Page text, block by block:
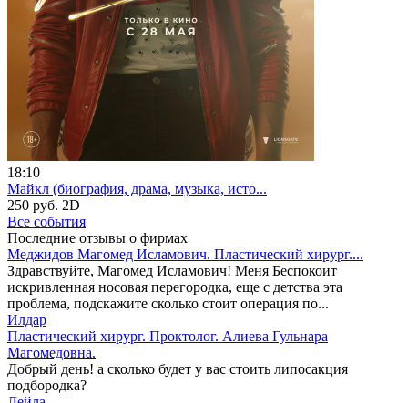
18:10
Майкл (биография, драма, музыка, исто...
250 руб. 2D
Все события
Последние отзывы о фирмах
Меджидов Магомед Исламович. Пластический хирург....
Здравствуйте, Магомед Исламович! Меня Беспокоит
искривленная носовая перегородка, еще с детства эта
проблема, подскажите сколько стоит операция по...
Илдар
Пластический хирург. Проктолог. Алиева Гульнара
Магомедовна.
Добрый день! а сколько будет у вас стоить липосакция
подбородка?